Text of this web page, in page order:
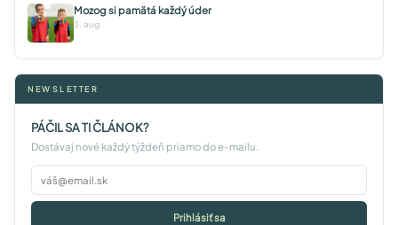
Mozog si pamätá každý úder
3. aug
NEWSLETTER
PÁČIL SA TI ČLÁNOK?
Dostávaj nové každý týždeň priamo do e-mailu.
Prihlásiť sa